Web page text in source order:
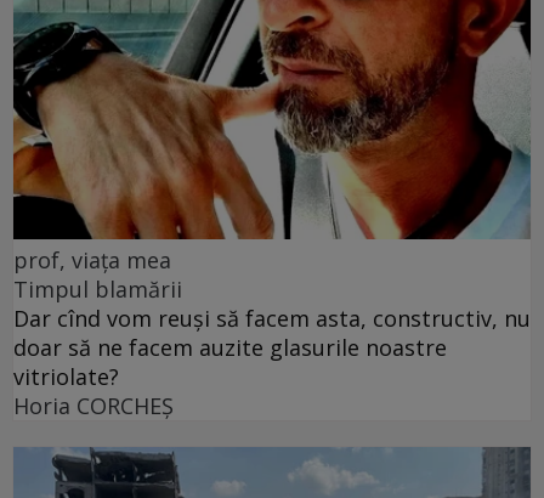
prof, viața mea
Timpul blamării
Dar cînd vom reuși să facem asta, constructiv, nu
doar să ne facem auzite glasurile noastre
vitriolate?
Horia CORCHEŞ